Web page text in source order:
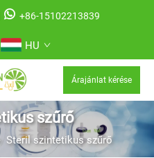
+86-15102213839
HU
Árajánlat kérése
szűrő
Steril szintetikus szűrő